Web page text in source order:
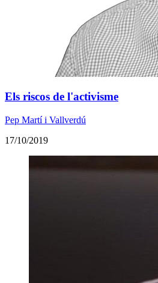
Els riscos de l'activisme
Pep Martí i Vallverdú
17/10/2019